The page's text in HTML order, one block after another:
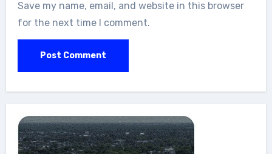
Save my name, email, and website in this browser
for the next time I comment.